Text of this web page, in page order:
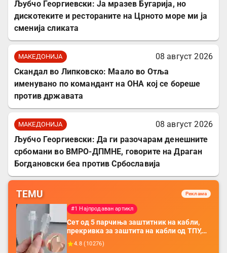
Љубчо Георгиевски: Ја мразев Бугарија, но
дискотеките и рестораните на Црното море ми ја
сменија сликата
МАКЕДОНИЈА
08 август 2026
Скандал во Липковско: Маало во Отља
именувано по командант на ОНА кој се бореше
против државата
МАКЕДОНИЈА
08 август 2026
Љубчо Георгиевски: Да ги разочарам денешните
србомани во ВМРО-ДПМНЕ, говорите на Драган
Богдановски беа против Србославија
TEMU Реклама
#1 Најпродаван артикл
Сет од 5 парчиња заштитник на кабли,
прекривка за заштита на кабли од ТПУ,
додатоци за заштита на кабли, без
батерија, за мобилни телефони, комплет
4.8 (10276)